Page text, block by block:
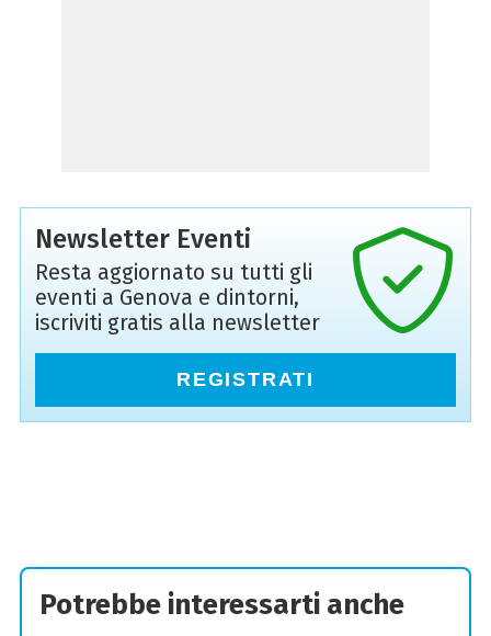
Newsletter Eventi
Resta aggiornato su tutti gli
eventi a Genova e dintorni,
iscriviti gratis alla newsletter
REGISTRATI
Potrebbe interessarti anche